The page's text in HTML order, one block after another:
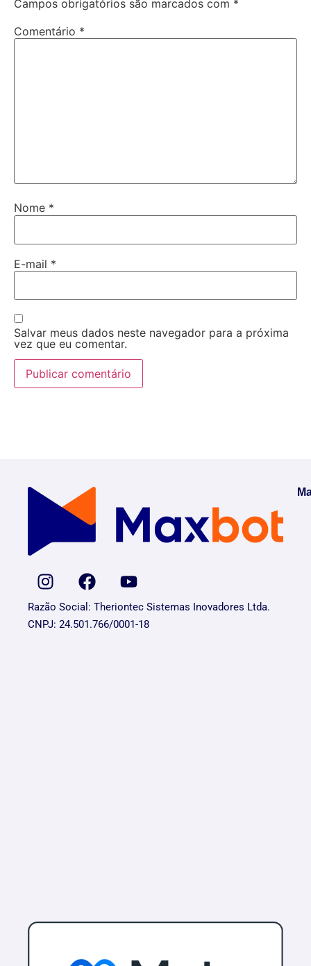
Campos obrigatórios são marcados com *
Comentário *
Nome *
E-mail *
Salvar meus dados neste navegador para a próxima
vez que eu comentar.
Razão Social: Theriontec Sistemas Inovadores Ltda.
CNPJ: 24.501.766/0001-18